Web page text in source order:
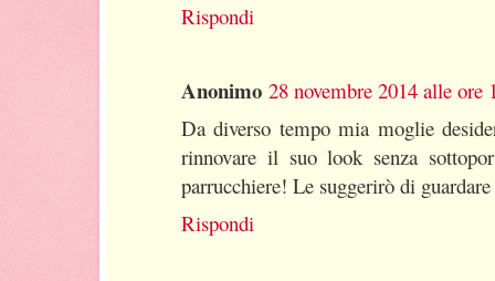
Rispondi
Anonimo 28 novembre 2014 alle ore
Da diverso tempo mia moglie
rinnovare il suo look senza
parrucchiere! Le suggerirò di
Rispondi